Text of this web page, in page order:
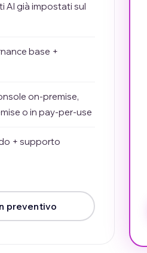
AI già impostati sul
base +
on-premise,
o in pay-per-use
+ supporto
preventivo